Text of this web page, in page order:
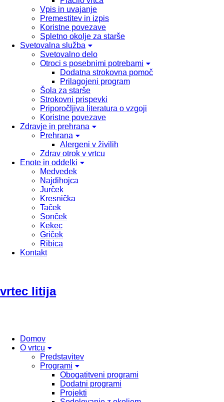
Vpis in uvajanje
Premestitev in izpis
Koristne povezave
Spletno okolje za starše
Svetovalna služba
Svetovalno delo
Otroci s posebnimi potrebami
Dodatna strokovna pomoč
Prilagojeni program
Šola za starše
Strokovni prispevki
Priporočljiva literatura o vzgoji
Koristne povezave
Zdravje in prehrana
Prehrana
Alergeni v živilih
Zdrav otrok v vrtcu
Enote in oddelki
Medvedek
Najdihojca
Jurček
Kresnička
Taček
Sonček
Kekec
Griček
Ribica
Kontakt
vrtec litija
Domov
O vrtcu
Predstavitev
Programi
Obogatitveni programi
Dodatni programi
Projekti